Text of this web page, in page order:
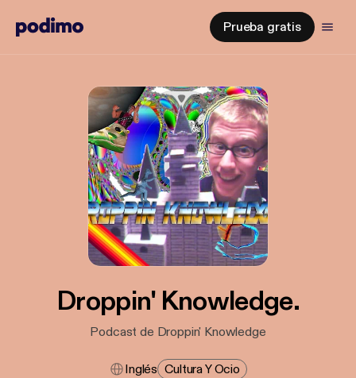
Prueba gratis
Droppin' Knowledge.
Podcast de Droppin' Knowledge
Inglés Cultura Y Ocio